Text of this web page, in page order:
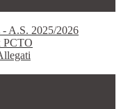
- A.S. 2025/2026
PCTO